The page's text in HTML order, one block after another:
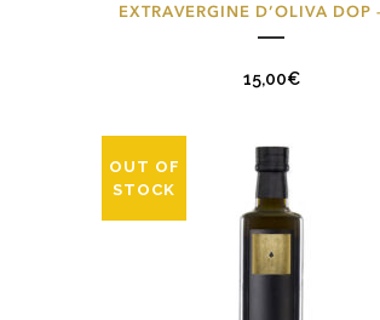
EXTRAVERGINE D’OLIVA DOP
15,00€
OUT OF
STOCK